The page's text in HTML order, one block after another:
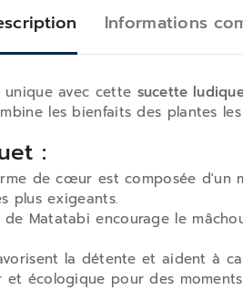
Informations
avec cette sucette
les bienfaits des plantes
:
de cœur est composée d'un
plus exigeants.
Matatabi encourage le
la détente et aident à
et écologique pour des